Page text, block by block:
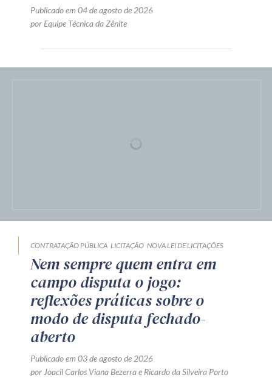
Publicado em 04 de agosto de 2026
por Equipe Técnica da Zênite
CONTRATAÇÃO PÚBLICA LICITAÇÃO NOVA LEI DE LICITAÇÕES
Nem sempre quem entra em
campo disputa o jogo:
reflexões práticas sobre o
modo de disputa fechado-
aberto
Publicado em 03 de agosto de 2026
por Joacil Carlos Viana Bezerrae Ricardo da Silveira Porto